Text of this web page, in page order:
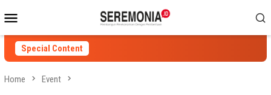
to
contentMenu
Special Content
Home Event